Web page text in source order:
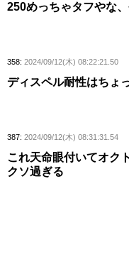
250めっちゃタフやな
358: 2024/09/12(木) 08:22:21.50
ディスペル耐性はちょ
387: 2024/09/12(木) 08:31:31.54
これ天命眼付いてオク
クソ過ぎる